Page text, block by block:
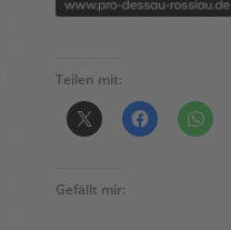
Teilen mit:
Gefällt mir: